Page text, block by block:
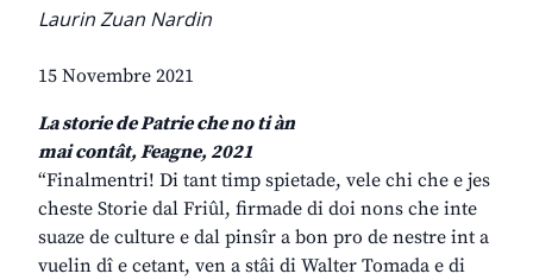
Laurin Zuan Nardin
15 Novembre 2021
La storie de Patrie che no ti àn
mai contât, Feagne, 2021
“Finalmentri! Di tant timp spietade, vele chi che e jes
cheste Storie dal Friûl, firmade di doi nons che inte
suaze de culture e dal pinsîr a bon pro de nestre int a
vuelin dî e cetant, ven a stâi di Walter Tomada e di